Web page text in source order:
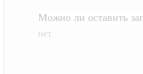
Можно ли оставить
нет